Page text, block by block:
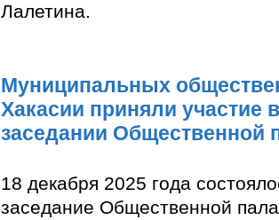
Лалетина.
Муниципальных
Хакасии приняли участие
заседании Общественной
18 декабря 2025 года
заседание Общественной